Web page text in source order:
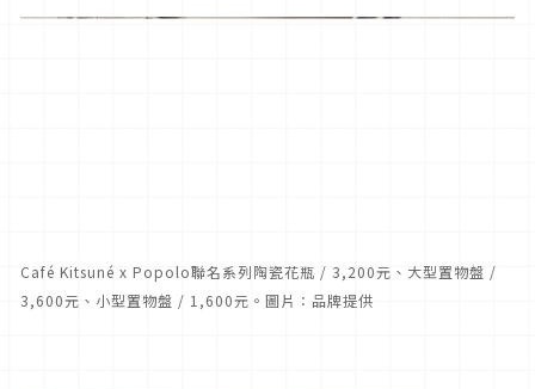
Café Kitsuné x Popolo聯名系列陶瓷花瓶 / 3,200元、大型置物盤 /
3,600元、小型置物盤 / 1,600元。圖片：品牌提供